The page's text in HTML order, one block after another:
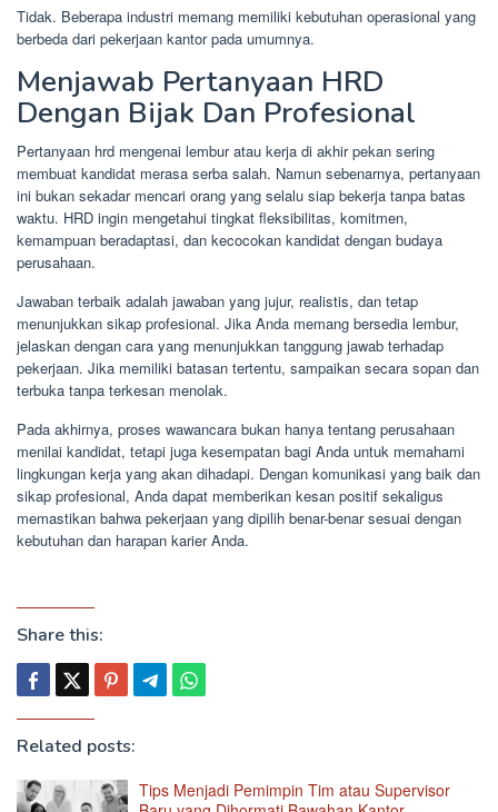
Tidak. Beberapa industri memang memiliki kebutuhan operasional yang
berbeda dari pekerjaan kantor pada umumnya.
Menjawab Pertanyaan HRD
Dengan Bijak Dan Profesional
Pertanyaan hrd mengenai lembur atau kerja di akhir pekan sering
membuat kandidat merasa serba salah. Namun sebenarnya, pertanyaan
ini bukan sekadar mencari orang yang selalu siap bekerja tanpa batas
waktu. HRD ingin mengetahui tingkat fleksibilitas, komitmen,
kemampuan beradaptasi, dan kecocokan kandidat dengan budaya
perusahaan.
Jawaban terbaik adalah jawaban yang jujur, realistis, dan tetap
menunjukkan sikap profesional. Jika Anda memang bersedia lembur,
jelaskan dengan cara yang menunjukkan tanggung jawab terhadap
pekerjaan. Jika memiliki batasan tertentu, sampaikan secara sopan dan
terbuka tanpa terkesan menolak.
Pada akhirnya, proses wawancara bukan hanya tentang perusahaan
menilai kandidat, tetapi juga kesempatan bagi Anda untuk memahami
lingkungan kerja yang akan dihadapi. Dengan komunikasi yang baik dan
sikap profesional, Anda dapat memberikan kesan positif sekaligus
memastikan bahwa pekerjaan yang dipilih benar-benar sesuai dengan
kebutuhan dan harapan karier Anda.
Share this:
Related posts:
Tips Menjadi Pemimpin Tim atau Supervisor